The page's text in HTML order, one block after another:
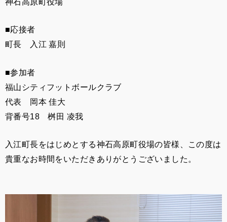
■応接者
町長 入江 嘉則
■参加者
福山シティフットボールクラブ
代表 岡本 佳大
背番号18 桝田 凌我
入江町長をはじめとする神石高原町役場の皆様、この度は
貴重なお時間をいただきありがとうございました。